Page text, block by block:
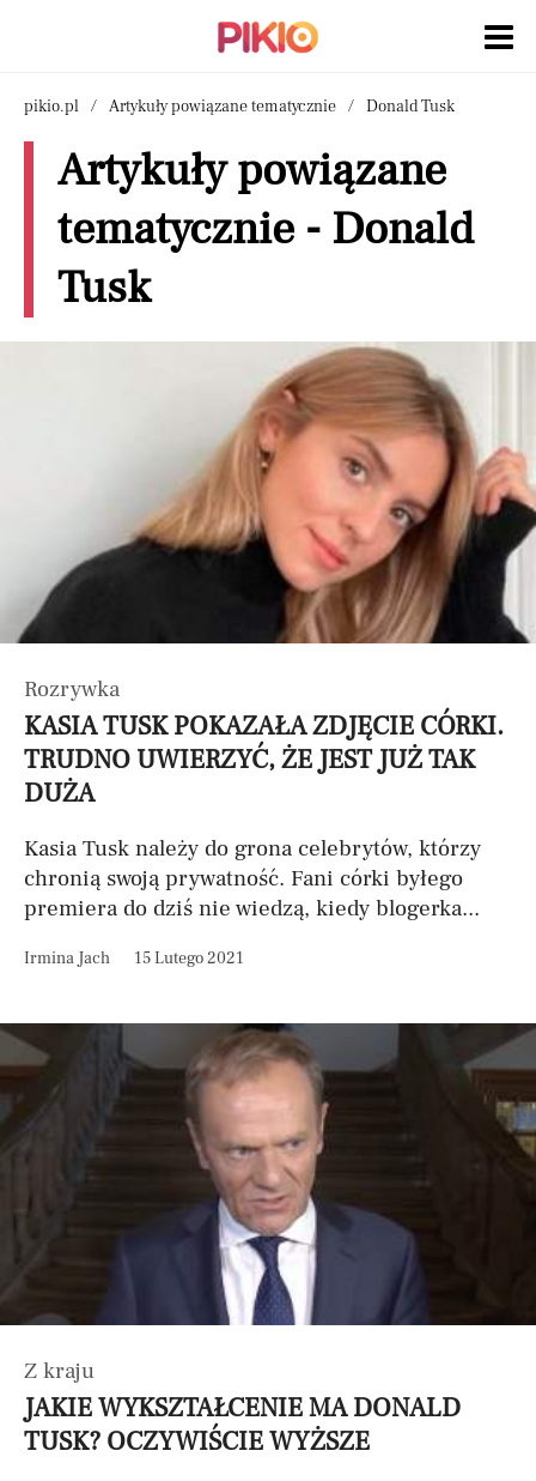
pikio.pl Artykuły powiązane tematycznie Donald Tusk
Artykuły powiązane
tematycznie - Donald
Tusk
Rozrywka
KASIA TUSK POKAZAŁA ZDJĘCIE CÓRKI.
TRUDNO UWIERZYĆ, ŻE JEST JUŻ TAK
DUŻA
Kasia Tusk należy do grona celebrytów, którzy
chronią swoją prywatność. Fani córki byłego
premiera do dziś nie wiedzą, kiedy blogerka...
Irmina Jach 15 Lutego 2021
Z kraju
JAKIE WYKSZTAŁCENIE MA DONALD
TUSK? OCZYWIŚCIE WYŻSZE